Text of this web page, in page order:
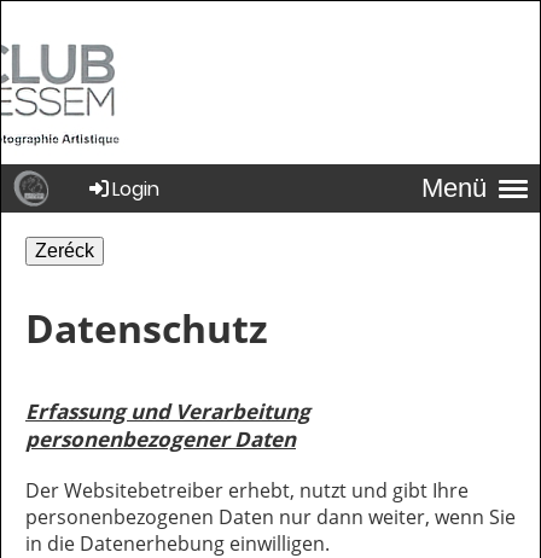
Menü
Login
Zeréck
Datenschutz
Erfassung und Verarbeitung
personenbezogener Daten
Der Websitebetreiber erhebt, nutzt und gibt Ihre
personenbezogenen Daten nur dann weiter, wenn Sie
in die Datenerhebung einwilligen.